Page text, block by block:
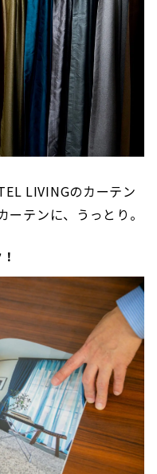
LIVINGのカーテン
テンに、うっとり。